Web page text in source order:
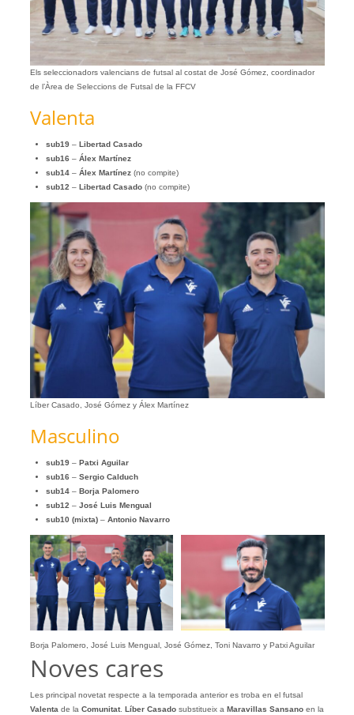
Els seleccionadors valencians de futsal al costat de José Gómez, coordinador
de l’Àrea de Seleccions de Futsal de la FFCV
Valenta
sub19– Libertad Casado
sub16 – Álex Martínez
sub14– Álex Martínez(no compite)
sub12 – Libertad Casado(no compite)
Líber Casado, José Gómez y Álex Martínez
Masculino
sub19– Patxi Aguilar
sub16 – Sergio Calduch
sub14– Borja Palomero
sub12– José Luis Mengual
sub10 (mixta)– Antonio Navarro
Borja Palomero, José Luis Mengual, José Gómez, Toni Navarro y Patxi Aguilar
Noves cares
Les principal novetat respecte a la temporada anterior es troba en el futsal
Valenta de la Comunitat. Líber Casadosubstitueix a Maravillas Sansanoen la